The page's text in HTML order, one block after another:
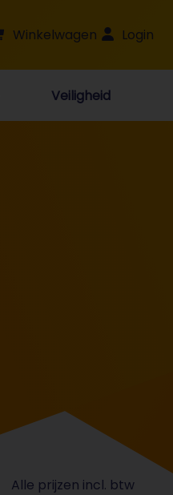
Winkelwagen Login
Veiligheid
Alle prijzen incl. btw